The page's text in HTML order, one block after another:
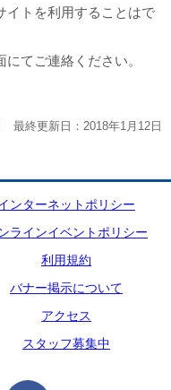
イトを利用することはで
てご連絡ください。
最終更新日：2018年1月12日
ンターネットポリシー
ラインイベントポリシー
利用規約
バナー掲示について
アクセス
スタッフ募集中